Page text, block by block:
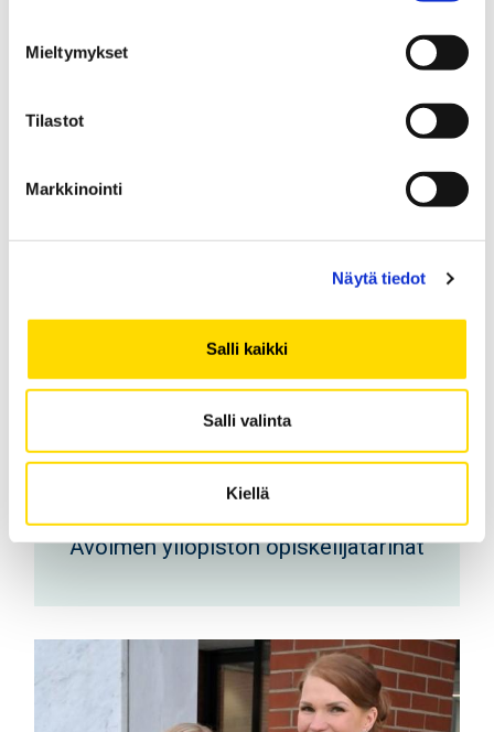
Mieltymykset
Tilastot
Markkinointi
Näytä tiedot
Salli kaikki
Salli valinta
Kiellä
Onni Luoma
Avoimen yliopiston opiskelijatarinat